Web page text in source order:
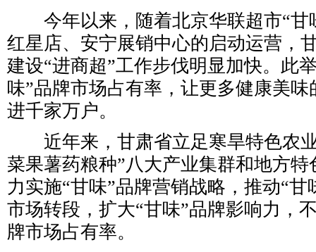
今年以来，随着北京华联超市“甘
红星店、安宁展销中心的启动运营，
建设“进商超”工作步伐明显加快。此
味”品牌市场占有率，让更多健康美味
进千家万户。
近年来，甘肃省立足寒旱特色农业
菜果薯药粮种”八大产业集群和地方
力实施“甘味”品牌营销战略，推动“甘
市场转段，扩大“甘味”品牌影响力，
牌市场占有率。